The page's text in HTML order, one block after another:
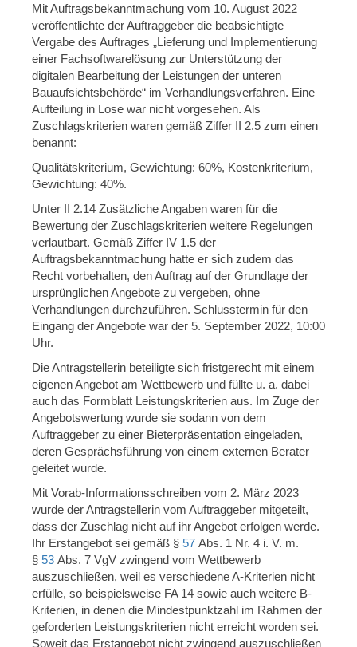
Mit Auftragsbekanntmachung vom 10. August 2022
veröffentlichte der Auftraggeber die beabsichtigte
Vergabe des Auftrages „Lieferung und Implementierung
einer Fachsoftwarelösung zur Unterstützung der
digitalen Bearbeitung der Leistungen der unteren
Bauaufsichtsbehörde“ im Verhandlungsverfahren. Eine
Aufteilung in Lose war nicht vorgesehen. Als
Zuschlagskriterien waren gemäß Ziffer II 2.5 zum einen
benannt:
Qualitätskriterium, Gewichtung: 60%, Kostenkriterium,
Gewichtung: 40%.
Unter II 2.14 Zusätzliche Angaben waren für die
Bewertung der Zuschlagskriterien weitere Regelungen
verlautbart. Gemäß Ziffer IV 1.5 der
Auftragsbekanntmachung hatte er sich zudem das
Recht vorbehalten, den Auftrag auf der Grundlage der
ursprünglichen Angebote zu vergeben, ohne
Verhandlungen durchzuführen. Schlusstermin für den
Eingang der Angebote war der 5. September 2022, 10:00
Uhr.
Die Antragstellerin beteiligte sich fristgerecht mit einem
eigenen Angebot am Wettbewerb und füllte u. a. dabei
auch das Formblatt Leistungskriterien aus. Im Zuge der
Angebotswertung wurde sie sodann von dem
Auftraggeber zu einer Bieterpräsentation eingeladen,
deren Gesprächsführung von einem externen Berater
geleitet wurde.
Mit Vorab-Informationsschreiben vom 2. März 2023
wurde der Antragstellerin vom Auftraggeber mitgeteilt,
dass der Zuschlag nicht auf ihr Angebot erfolgen werde.
Ihr Erstangebot sei gemäß § 57 Abs. 1 Nr. 4 i. V. m.
§ 53 Abs. 7 VgV zwingend vom Wettbewerb
auszuschließen, weil es verschiedene A-Kriterien nicht
erfülle, so beispielsweise FA 14 sowie auch weitere B-
Kriterien, in denen die Mindestpunktzahl im Rahmen der
geforderten Leistungskriterien nicht erreicht worden sei.
Soweit das Erstangebot nicht zwingend auszuschließen